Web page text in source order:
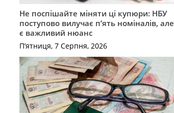
Не поспішайте міняти ці купюри: НБУ
поступово вилучає п’ять номіналів, але
є важливий нюанс
П’ятниця, 7 Серпня, 2026